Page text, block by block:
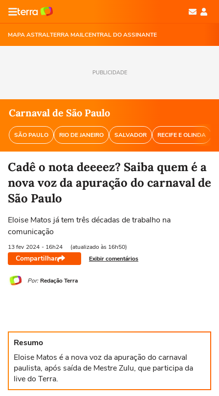
MAPA ASTRALTERRA MAILCENTRAL DO ASSINANTE
PUBLICIDADE
Carnaval de São Paulo
SÃO PAULO RIO DE JANEIRO SALVADOR RECIFE E OLINDA
Cadê o nota deeeez? Saiba quem é a
nova voz da apuração do carnaval de
São Paulo
Eloise Matos já tem três décadas de trabalho na
comunicação
13 fev 2024 - 16h24 (atualizado às 16h50)
Compartilhar Exibir comentários
Por: Redação Terra
Resumo
Eloise Matos é a nova voz da apuração do carnaval
paulista, após saída de Mestre Zulu, que participa da
live do Terra.